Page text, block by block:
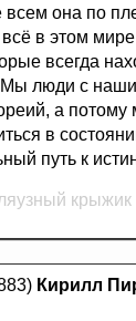
она по
в этом
всегда
люди с
а
в
путь к
крыжик
Кирилл